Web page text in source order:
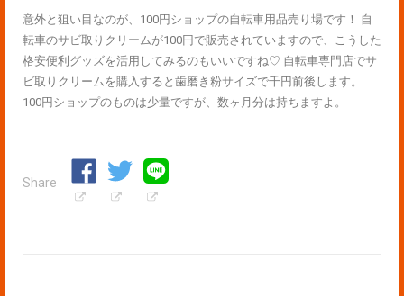
意外と狙い目なのが、100円ショップの自転車用品売り場です！ 自
転車のサビ取りクリームが100円で販売されていますので、こうした
格安便利グッズを活用してみるのもいいですね♡ 自転車専門店でサ
ビ取りクリームを購入すると歯磨き粉サイズで千円前後します。
100円ショップのものは少量ですが、数ヶ月分は持ちますよ。
Share